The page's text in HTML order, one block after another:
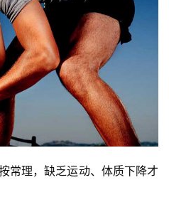
常理，缺乏运动、体质下降才